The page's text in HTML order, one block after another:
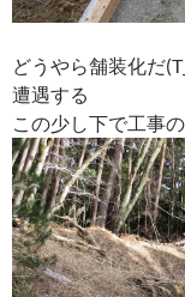
どうやら舗装化だ
遭遇する
この少し下で工事